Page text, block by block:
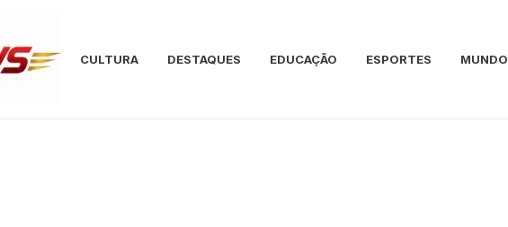
CULTURA DESTAQUES EDUCAÇÃO ESPORTES MUNDO